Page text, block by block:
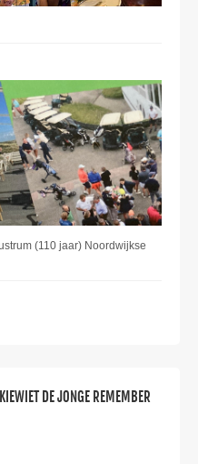
(110 jaar) Noordwijkse
DE JONGE REMEMBER